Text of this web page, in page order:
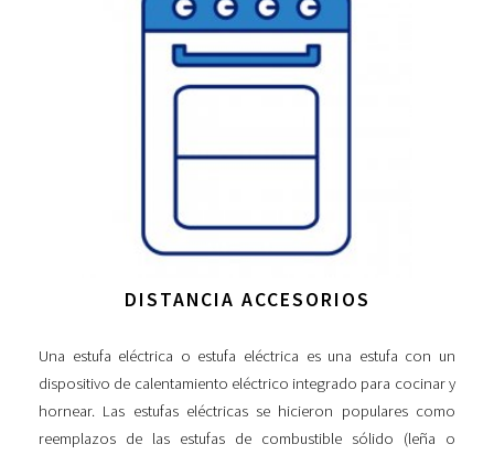
DISTANCIA ACCESORIOS
Una estufa eléctrica o estufa eléctrica es una estufa con un
dispositivo de calentamiento eléctrico integrado para cocinar y
hornear. Las estufas eléctricas se hicieron populares como
reemplazos de las estufas de combustible sólido (leña o